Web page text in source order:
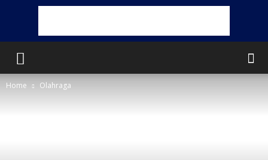
Home Olahraga